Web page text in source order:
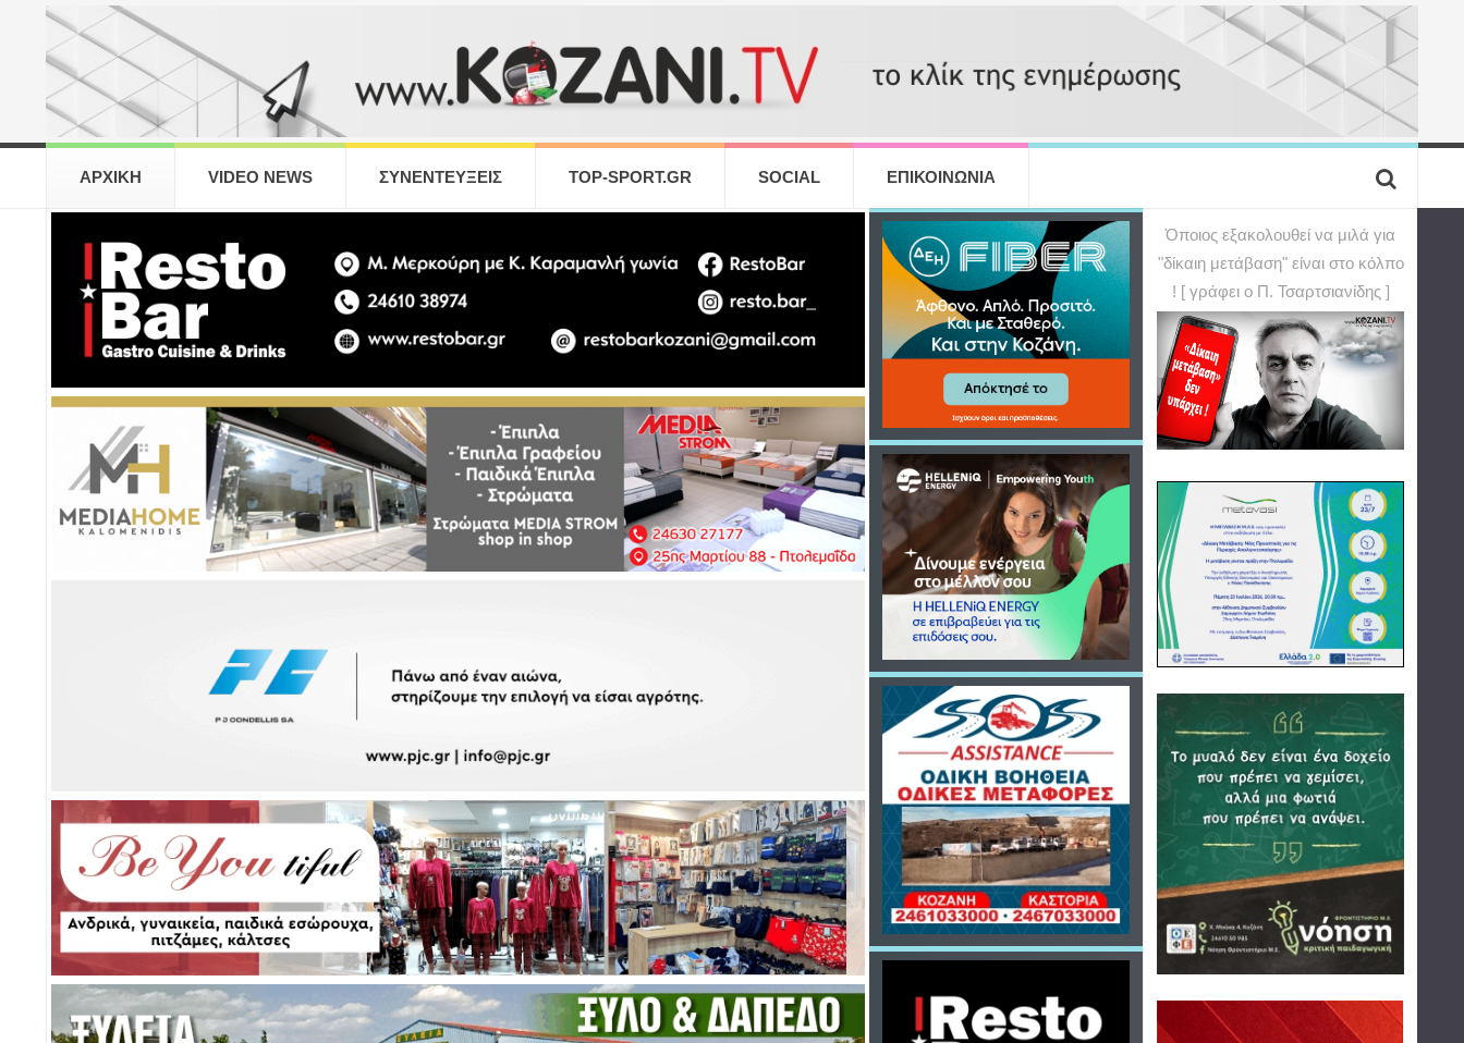
ΑΡΧΙΚΗ VIDEO NEWS ΣΥΝΕΝΤΕΥΞΕΙΣ TOP-SPORT.GR SOCIAL ΕΠΙΚΟΙΝΩΝΙΑ
Όποιος εξακολουθεί να μιλά για
"δίκαιη μετάβαση" είναι στο κόλπο
! [ γράφει ο Π. Τσαρτσιανίδης ]